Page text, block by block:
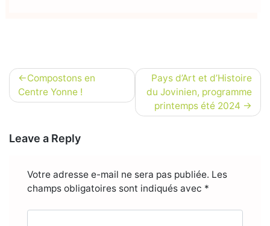
Navigation
de
Compostons en
Centre Yonne !
Pays d’Art et d’Histoire
du Jovinien, programme
printemps été 2024
Leave a Reply
Votre adresse e-mail ne sera pas publiée. Les
champs obligatoires sont indiqués avec *